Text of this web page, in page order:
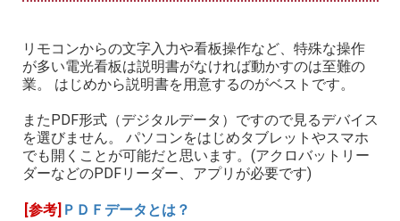
リモコンからの文字入力や看板操作など、特殊な操作
が多い電光看板は説明書がなければ動かすのは至難の
業。 はじめから説明書を用意するのがベストです。
またPDF形式（デジタルデータ）ですので見るデバイス
を選びません。 パソコンをはじめタブレットやスマホ
でも開くことが可能だと思います。(アクロバットリー
ダーなどのPDFリーダー、アプリが必要です)
[参考] ＰＤＦデータとは？